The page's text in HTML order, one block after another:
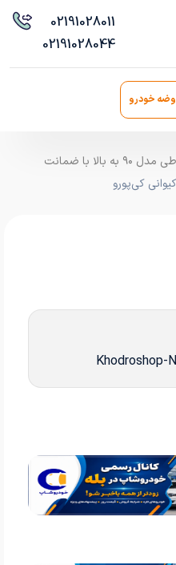
02191028011
02191028044
خودرو
خودرو شاپ، خرید و فروش خودرو اقساطی مدل ۹۰ به بالا با ضمانت
کی‌پورو
Khodroshop-